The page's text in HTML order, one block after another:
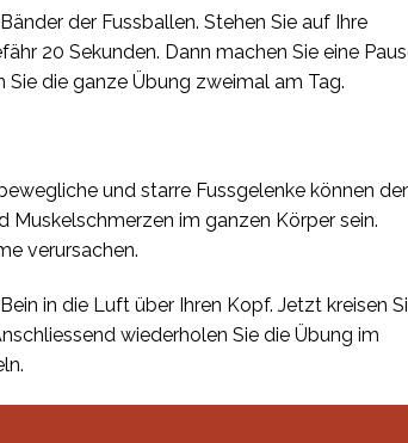
der Fussballen. Stehen Sie auf Ihre
20 Sekunden. Dann machen Sie eine
die ganze Übung zweimal am Tag.
und starre Fussgelenke können
Muskelschmerzen im ganzen Körper sein.
verursachen.
in die Luft über Ihren Kopf. Jetzt kreisen
wiederholen Sie die Übung im